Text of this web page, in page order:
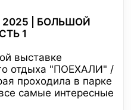
| БОЛЬШОЙ
1
выставке
отдыха "ПОЕХАЛИ" /
проходила в парке
самые интересные